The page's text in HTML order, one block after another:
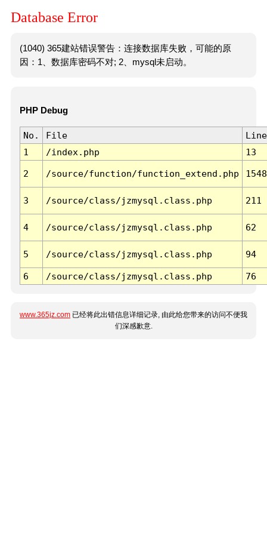
Database Error
(1040) 365建站错误警告：连接数据库失败，可能的原
因：1、数据库密码不对; 2、mysql未启动。
PHP Debug
No. File
Line
1
/index.php 13
2 /source/function/function_extend.php 1548
3 /source/class/jzmysql.class.php 211
4 /source/class/jzmysql.class.php 62
5 /source/class/jzmysql.class.php 94
6 /source/class/jzmysql.class.php 76
www.365jz.com 已经将此出错信息详细记录, 由此给您带来的访问不便我
们深感歉意.